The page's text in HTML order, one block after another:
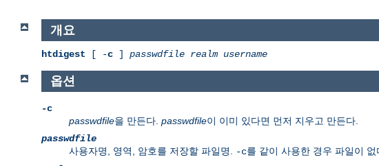
개요
htdigest [ -c ] passwdfile realm username
옵션
-c
passwdfile을 만든다. passwdfile이 이미 있다면 먼저 지우고 만든다.
passwdfile
사용자명, 영역, 암호를 저장할 파일명.
-c를 같이 사용한 경우 파일이